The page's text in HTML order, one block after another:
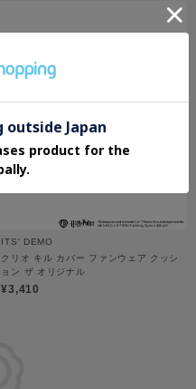
ITS' DEMO
クリオ キル カバー ファンウェア クッシ
ョン ザ オリジナル
¥3,410